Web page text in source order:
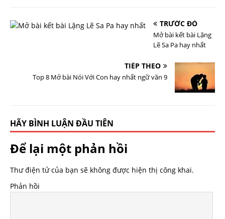
TRƯỚC ĐÓ
Mở bài kết bài Lặng
Lẽ Sa Pa hay nhất
TIẾP THEO
Top 8 Mở bài Nói Với Con hay nhất ngữ văn 9
HÃY BÌNH LUẬN ĐẦU TIÊN
Để lại một phản hồi
Thư điện tử của bạn sẽ không được hiện thị công khai.
Phản hồi